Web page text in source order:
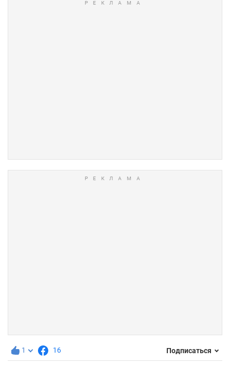
1 16 Подписаться